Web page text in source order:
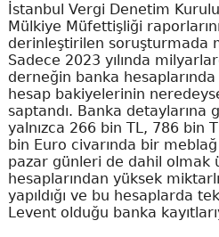
İstanbul Vergi Denetim Kurulu
Mülkiye Müfettişliği
derinleştirilen soruşturmada
Sadece 2023 yılında
derneğin banka
hesap bakiyelerinin
saptandı. Banka detaylarına
yalnızca 266 bin TL, 786 bin
bin Euro civarında bir
pazar günleri de dahil olmak
hesaplarından yüksek
yapıldığı ve bu hesaplarda
Levent olduğu banka